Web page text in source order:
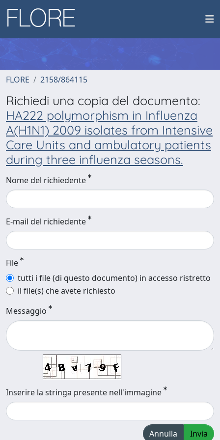
FLORE 2158/864115
Richiedi una copia del documento:
HA222 polymorphism in Influenza
A(H1N1) 2009 isolates from Intensive
Care Units and ambulatory patients
during three influenza seasons.
Nome del richiedente
E-mail del richiedente
File
tutti i file (di questo documento) in accesso ristretto
il file(s) che avete richiesto
Messaggio
Inserire la stringa presente nell'immagine
Annulla Invia